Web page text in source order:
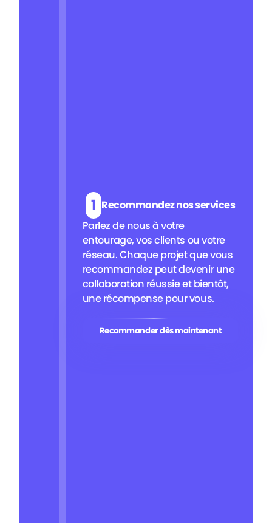
1 Recommandez nos services
Parlez de nous à votre
entourage, vos clients ou votre
réseau. Chaque projet que vous
recommandez peut devenir une
collaboration réussie et bientôt,
une récompense pour vous.
Recommander dès maintenant
Recommander dès maintenant